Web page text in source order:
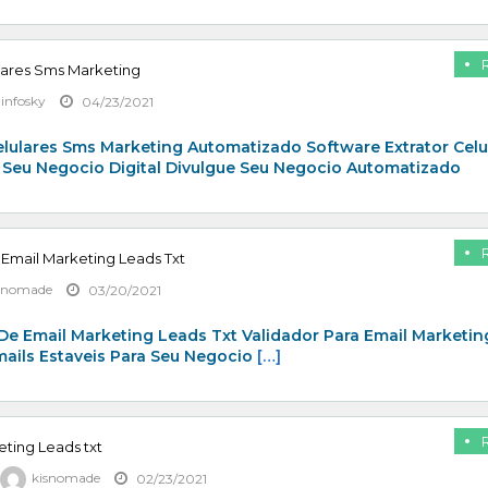
Sms Marketing
04/23/2021
Sms Marketing Automatizado Software Extrator
Negocio Digital Divulgue Seu Negocio Automatizado
Marketing Leads Txt
03/20/2021
Email Marketing Leads Txt Validador Para Email
Estaveis Para Seu Negocio […]
Leads txt
kisnomade 02/23/2021